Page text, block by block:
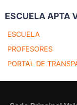
ESCUELA APTA
ESCUELA
PROFESORES
PORTAL DE